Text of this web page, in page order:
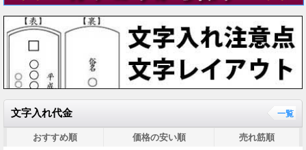
文字入れ代金 一覧
おすすめ順 価格の安い順 売れ筋順